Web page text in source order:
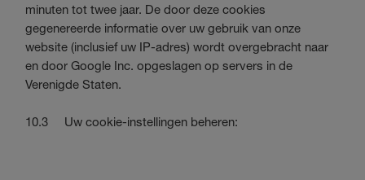
minuten tot twee jaar. De door deze cookies
gegenereerde informatie over uw gebruik van onze
website (inclusief uw IP-adres) wordt overgebracht naar
en door Google Inc. opgeslagen op servers in de
Verenigde Staten.
10.3 Uw cookie-instellingen beheren: